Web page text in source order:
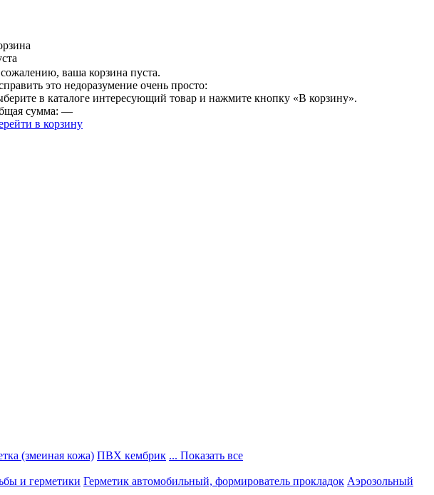
ваша корзина пуста.
это недоразумение очень просто:
в каталоге интересующий товар и нажмите кнопку «В корзину».
сумма: —
в корзину
(змеиная кожа) ПВХ кембрик ... Показать все
и герметики Герметик автомобильный, формирователь прокладок Аэрозольный